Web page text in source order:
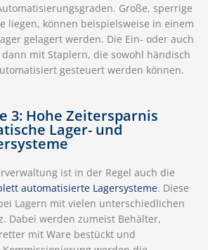
Große, sperrige
liegen, können beispielsweise in einem
gelagert werden. Die Ein- oder auch
mit Staplern, die sowohl händisch
gesteuert werden können.
3: Hohe Zeitersparnis
Lager- und
ist in der Regel auch die
automatisierte Lagersysteme. Diese
Lagern mit vielen unterschiedlichen
Dabei werden zumeist Behälter,
mit Ware bestückt und